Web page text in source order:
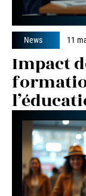
News 11
Impact